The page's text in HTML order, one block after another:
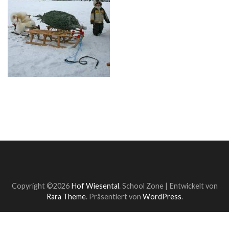
Copyright ©2026 Hof Wiesental. School Zone | Entwickelt von
Rara Theme. Präsentiert von WordPress.